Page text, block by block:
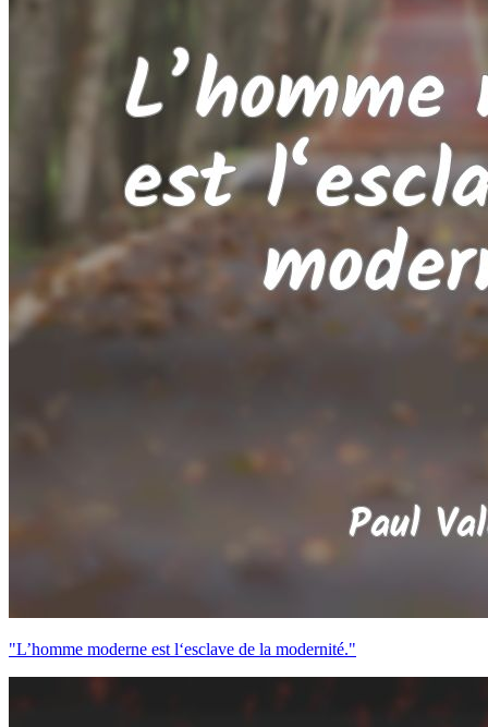
"L’homme moderne est l‘esclave de la modernité."